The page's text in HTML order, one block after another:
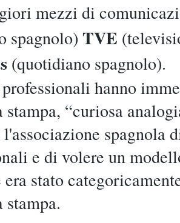
mezzi di
spagnolo) TVE
(quotidiano spagnolo).
hanno
stampa, “curiosa
l'associazione spagnola
e di volere un
era stato
stampa.